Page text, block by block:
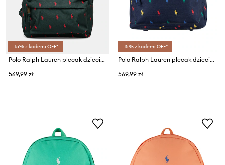
-15% z kodem: OFF*
Polo Ralph Lauren plecak dziecięcy
569,99 zł
-15% z kodem: OFF*
Polo Ralph Lauren plecak dziecięcy
569,99 zł